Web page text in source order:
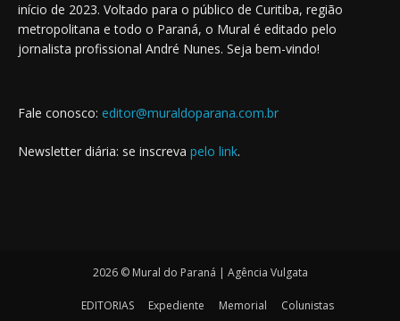
início de 2023. Voltado para o público de Curitiba, região
metropolitana e todo o Paraná, o Mural é editado pelo
jornalista profissional André Nunes. Seja bem-vindo!
Fale conosco: editor@muraldoparana.com.br
Newsletter diária: se inscreva pelo link.
2026 © Mural do Paraná | Agência Vulgata
EDITORIAS Expediente Memorial Colunistas